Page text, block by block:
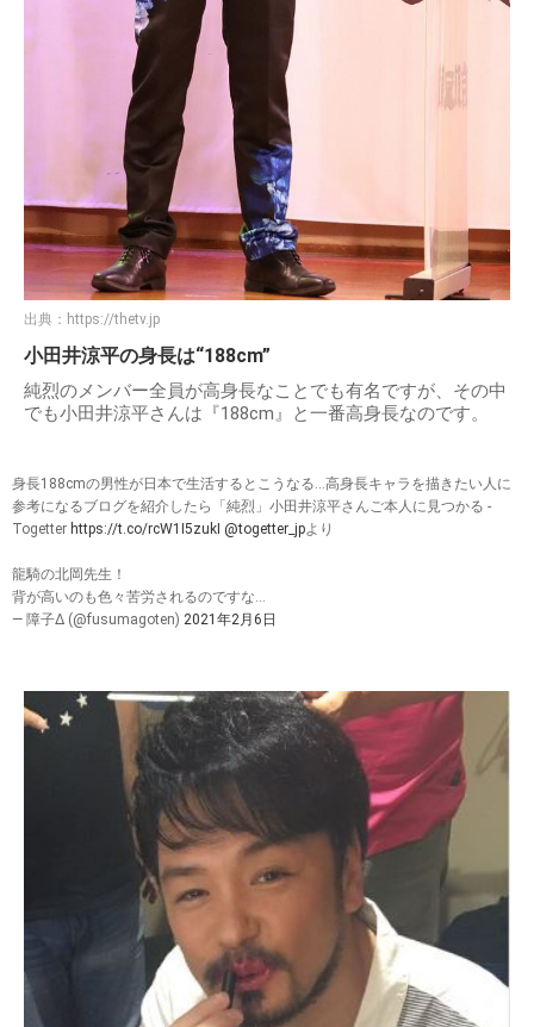
出典： https://thetv.jp
小田井涼平の身長は“188cm”
純烈のメンバー全員が高身長なことでも有名ですが、その中
でも小田井涼平さんは『188cm』と一番高身長なのです。
身長188cmの男性が日本で生活するとこうなる…高身長キャラを描きたい人に
参考になるブログを紹介したら「純烈」小田井涼平さんご本人に見つかる -
Togetter https://t.co/rcW1I5zukI @togetter_jpより
龍騎の北岡先生！
背が高いのも色々苦労されるのですな…
— 障子Δ (@fusumagoten) 2021年2月6日